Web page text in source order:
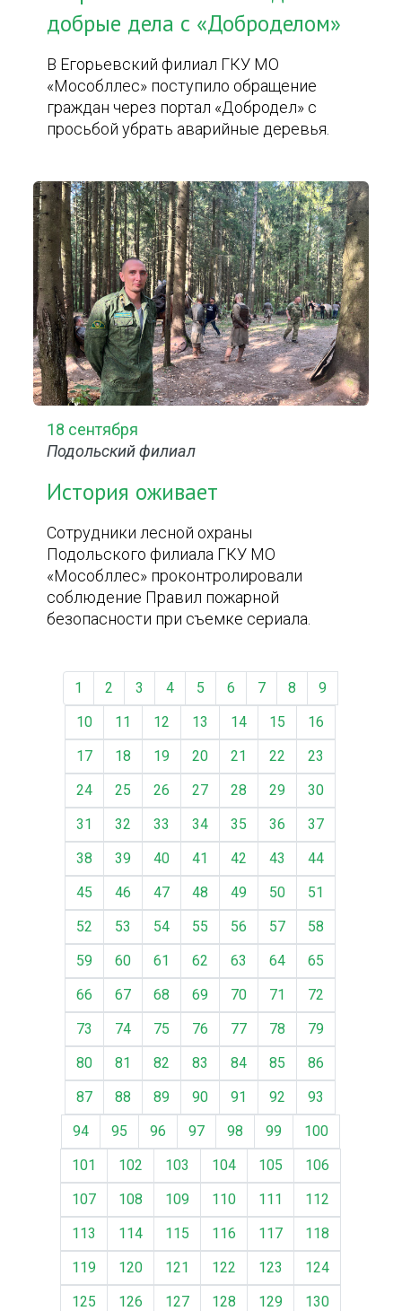
добрые дела с «Доброделом»
В Егорьевский филиал ГКУ МО
«Мособллес» поступило обращение
граждан через портал «Добродел» с
просьбой убрать аварийные деревья.
18 сентября
Подольский филиал
История оживает
Сотрудники лесной охраны
Подольского филиала ГКУ МО
«Мособллес» проконтролировали
соблюдение Правил пожарной
безопасности при съемке сериала.
1 2 3 4 5 6 7 8
9
10
11 12 13 14 15
16
17
18 19 20 21 22
23
24
25 26 27 28 29
30
31
32 33 34 35 36
37
38
39 40 41 42 43
44
45
46 47 48 49 50
51
52
53 54 55 56 57
58
59
60 61 62 63 64
65
66
67 68 69 70 71
72
73
74 75 76 77 78
79
80
81 82 83 84 85
86
87
88 89 90 91 92
93
94
95 96 97 98 99
100
101
102 103 104 105
106
107
108 109 110 111
112
113
114 115 116 117
118
119
120 121 122 123
124
125
126 127 128 129
130